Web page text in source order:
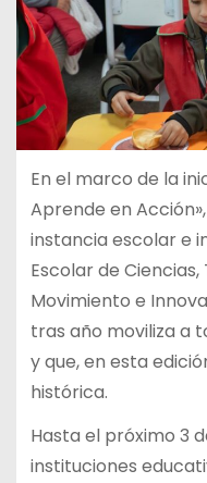
En el marco de la
Aprende en
instancia escolar e
Escolar de
Movimiento e
tras año moviliza a
y que, en esta
histórica.
Hasta el próximo 3
instituciones